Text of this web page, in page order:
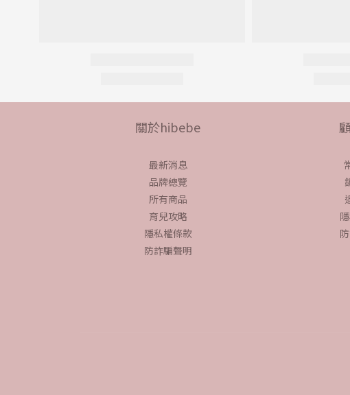
關於hibebe
最新消息
品牌總覽
所有商品
育兒攻略
隱私權條款
防詐騙聲明